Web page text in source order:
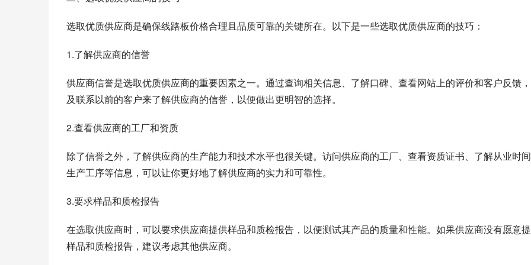
选取优质供应商是确保线路板价格合理且品质可靠的关键所在。以下是一些选取优质供应商的技巧：
1.了解供应商的信誉
供应商信誉是选取优质供应商的重要因素之一。通过查询相关信息、了解口碑、查看网站上的评价和客户反馈
及联系以前的客户来了解供应商的信誉，以便做出更明智的选择。
2.查看供应商的工厂和资质
除了信誉之外，了解供应商的生产能力和技术水平也很关键。访问供应商的工厂、查看资质证书、了解从业时
生产工序等信息，可以让你更好地了解供应商的实力和可靠性。
3.要求样品和质检报告
在选取供应商时，可以要求供应商提供样品和质检报告，以便测试其产品的质量和性能。如果供应商没有愿意
样品和质检报告，建议考虑其他供应商。